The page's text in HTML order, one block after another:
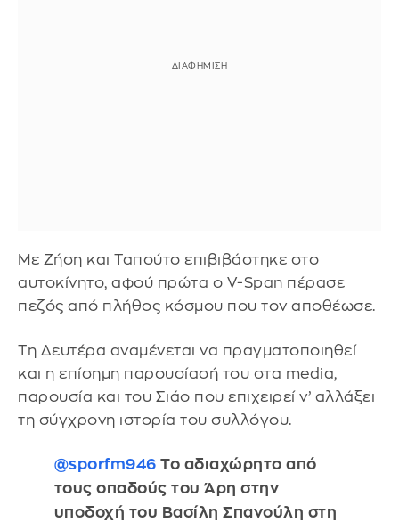
Με Ζήση και Ταπούτο επιβιβάστηκε στο
αυτοκίνητο, αφού πρώτα ο V-Span πέρασε
πεζός από πλήθος κόσμου που τον αποθέωσε.
Τη Δευτέρα αναμένεται να πραγματοποιηθεί
και η επίσημη παρουσίασή του στα media,
παρουσία και του Σιάο που επιχειρεί ν’ αλλάξει
τη σύγχρονη ιστορία του συλλόγου.
@sporfm946 Το αδιαχώρητο από
τους οπαδούς του Άρη στην
υποδοχή του Βασίλη Σπανούλη στη